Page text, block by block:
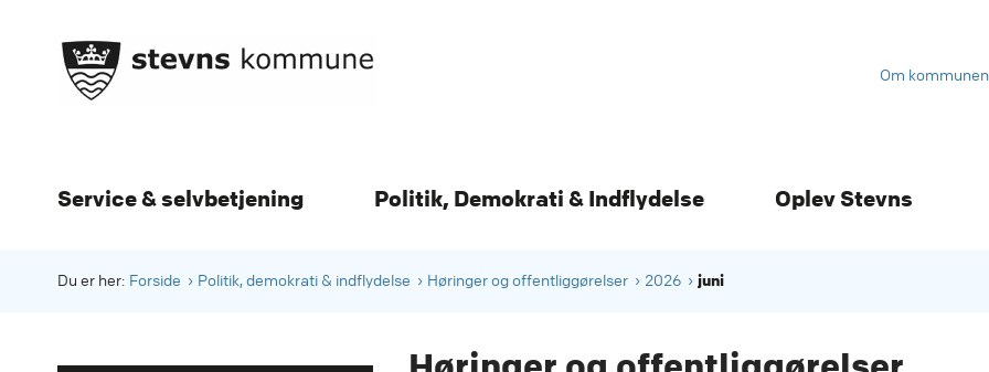
Om kommunen
Service & selvbetjening Politik, Demokrati & Indflydelse Oplev Stevns
Du er her: Forside Politik, demokrati & indflydelse Høringer og offentliggørelser 2026 juni